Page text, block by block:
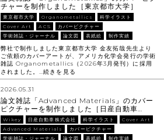
チャーを制作しました［東京都市大学］
東京都市大学 Organometallics
科学イラスト
Cover Art
ACS
カバーピクチャー
学術雑誌・ジャーナル
論文図 表紙絵 制作実績
弊社で制作しました東京都市大学 金友拓哉先生より
ご依頼のカバーアートが、アメリカ化学会発行の学術
雑誌 Organometallics（2026年3月発刊）に採用
されました。…続きを見る
2026.05.31
論文雑誌「Advanced Materials」のカバー
ピクチャーを制作しました［日産自動車…
Wikey 日産自動車株式会社 科学イラスト
Cover Art
Advanced Materials
カバーピクチャー
学術雑誌・ジャーナル
論文図 表紙絵 制作実績